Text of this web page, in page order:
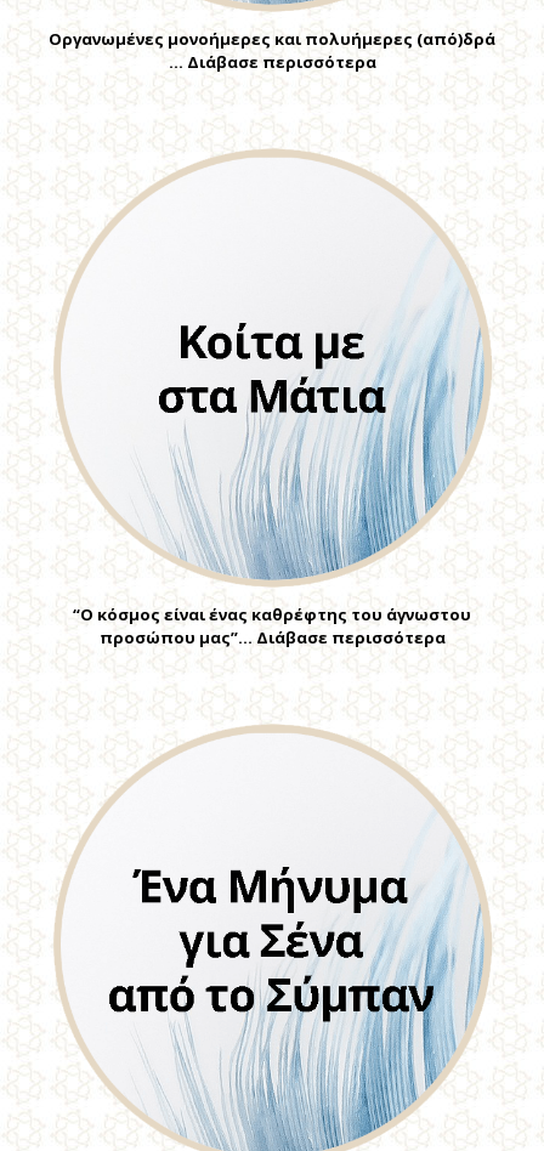
Οργανωμένες μονοήμερες και πολυήμερες (από)δρά
… Διάβασε περισσότερα
“Ο κόσμος είναι ένας καθρέφτης του άγνωστου
προσώπου μας”… Διάβασε περισσότερα